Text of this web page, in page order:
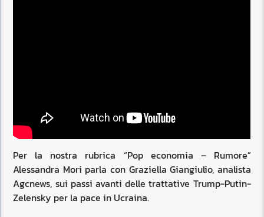
Per la nostra rubrica “Pop economia – Rumore”
Alessandra Mori parla con Graziella Giangiulio, analista
Agcnews, sui passi avanti delle trattative Trump-Putin-
Zelensky per la pace in Ucraina.